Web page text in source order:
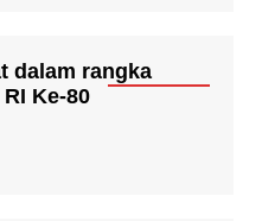
dalam rangka
Ke-80